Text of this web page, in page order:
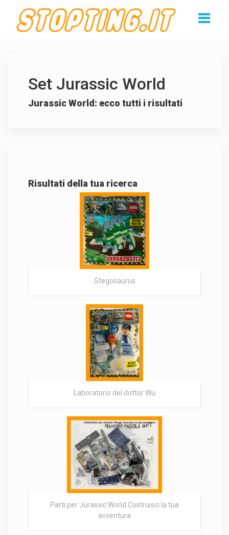
Set Jurassic World
Jurassic World: ecco tutti i risultati
Risultati della tua ricerca
Stegosaurus
Laboratorio del dottor Wu
Parti per Jurassic World Costruisci la tua
avventura